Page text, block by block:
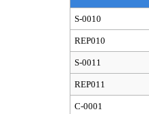
S-0010
REP010
S-0011
REP011
C-0001